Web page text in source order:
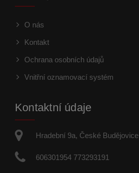
O nás
Kontakt
Ochrana osobních údajů
Vnitřní oznamovací systém
Kontaktní údaje
Hradební 9a, České Budějovice
606301954 773293191